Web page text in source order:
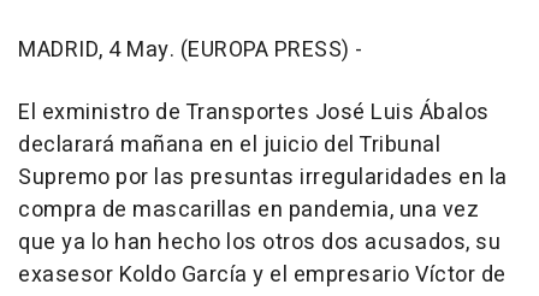
MADRID, 4 May. (EUROPA PRESS) -
El exministro de Transportes José Luis Ábalos
declarará mañana en el juicio del Tribunal
Supremo por las presuntas irregularidades en la
compra de mascarillas en pandemia, una vez
que ya lo han hecho los otros dos acusados, su
exasesor Koldo García y el empresario Víctor de